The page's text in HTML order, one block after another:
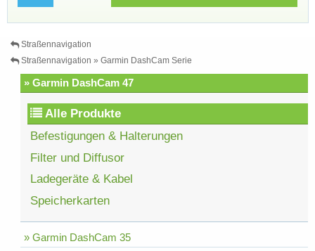
Straßennavigation
Straßennavigation » Garmin DashCam Serie
» Garmin DashCam 47
Alle Produkte
Befestigungen & Halterungen
Filter und Diffusor
Ladegeräte & Kabel
Speicherkarten
» Garmin DashCam 35